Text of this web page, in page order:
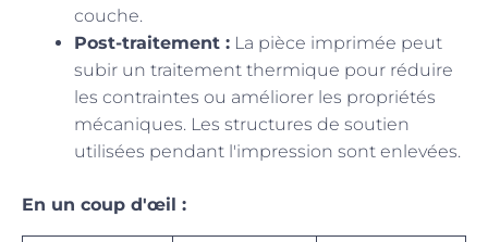
couche.
Post-traitement : La pièce imprimée peut
subir un traitement thermique pour réduire
les contraintes ou améliorer les propriétés
mécaniques. Les structures de soutien
utilisées pendant l'impression sont enlevées.
En un coup d'œil :